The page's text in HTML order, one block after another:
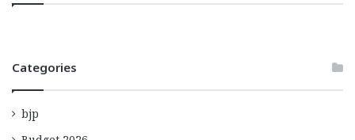
Categories
bjp